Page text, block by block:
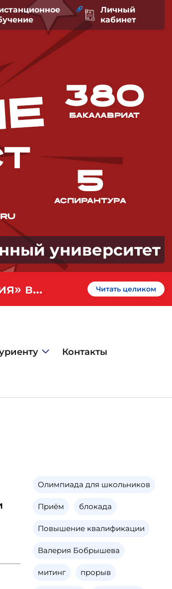
Личный
кабинет
университет
«Профессионалитет» - кластер «Искусство и креативная индустрия» в ГИЭФПТ Читать целиком
Контакты
Олимпиада для школьников
Приём блокада
Повышение квалификации
Валерия Бобрышева
митинг прорыв